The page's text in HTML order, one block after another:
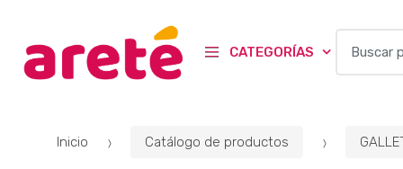
CATEGORÍAS
Inicio Catálogo de productos